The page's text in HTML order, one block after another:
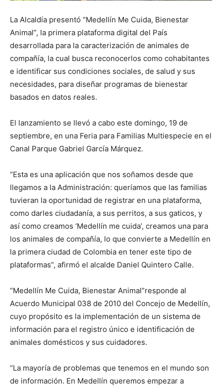
La Alcaldía presentó “Medellín Me Cuida, Bienestar
Animal”, la primera plataforma digital del País
desarrollada para la caracterización de animales de
compañía, la cual busca reconocerlos como cohabitantes
e identificar sus condiciones sociales, de salud y sus
necesidades, para diseñar programas de bienestar
basados en datos reales.
El lanzamiento se llevó a cabo este domingo, 19 de
septiembre, en una Feria para Familias Multiespecie en el
Canal Parque Gabriel García Márquez.
“Esta es una aplicación que nos soñamos desde que
llegamos a la Administración: queríamos que las familias
tuvieran la oportunidad de registrar en una plataforma,
como darles ciudadanía, a sus perritos, a sus gaticos, y
así como creamos ‘Medellín me cuida’, creamos una para
los animales de compañía, lo que convierte a Medellín en
la primera ciudad de Colombia en tener este tipo de
plataformas”, afirmó el alcalde Daniel Quintero Calle.
“Medellín Me Cuida, Bienestar Animal”responde al
Acuerdo Municipal 038 de 2010 del Concejo de Medellín,
cuyo propósito es la implementación de un sistema de
información para el registro único e identificación de
animales domésticos y sus cuidadores.
“La mayoría de problemas que tenemos en el mundo son
de información. En Medellín queremos empezar a